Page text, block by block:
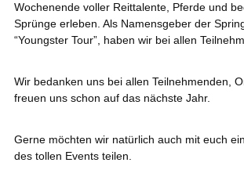
Wochenende voller Reittalente, Pferde und
Sprünge erleben. Als Namensgeber der
“Youngster Tour”, haben wir bei allen
Wir bedanken uns bei allen Teilnehmenden,
freuen uns schon auf das nächste Jahr.
Gerne möchten wir natürlich auch mit euch
des tollen Events teilen.